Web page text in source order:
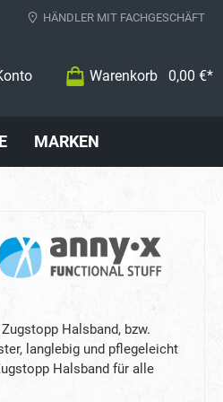
HÄNDLER MIT FACHGESCHÄFT
Warenkorb 0,00 €*
MARKEN
Halsband, bzw.
langlebig und pflegeleicht
Halsband für alle